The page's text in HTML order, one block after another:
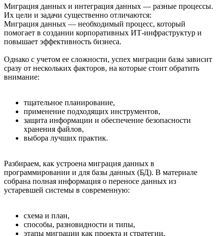
Миграция данных и интеграция данных — разные процессы.
Их цели и задачи существенно отличаются:
Миграция данных — необходимый процесс, который
помогает в создании корпоративных ИТ-инфраструктур и
повышает эффективность бизнеса.
Однако с учетом ее сложности, успех миграции базы зависит
сразу от нескольких факторов, на которые стоит обратить
внимание:
тщательное планирование,
применение подходящих инструментов,
защита информации и обеспечение безопасности
хранения файлов,
выбора лучших практик.
Разбираем, как устроена миграция данных в
программировании и для базы данных (БД). В материале
собрана полная информация о переносе данных из
устаревшей системы в современную:
схема и план,
способы, разновидности и типы,
этапы миграции как проекта и стратегии,